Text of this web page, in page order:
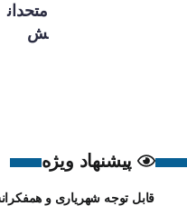
متحدان
ش
پیشنهاد ویژه
قابل توجه شهریاری و